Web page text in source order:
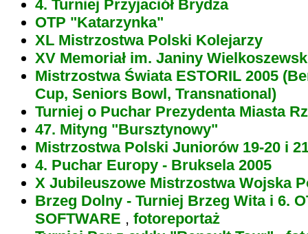
4. Turniej Przyjaciół Brydża
OTP "Katarzynka"
XL Mistrzostwa Polski Kolejarzy
XV Memoriał im. Janiny
Mistrzostwa Świata ESTORIL 2005
Cup, Seniors Bowl, Transnational)
Turniej o Puchar Prezydenta Miasta
47. Mityng "Bursztynowy"
Mistrzostwa Polski Juniorów 19-20 i
4. Puchar Europy - Bruksela 2005
X Jubileuszowe Mistrzostwa Wojska
Brzeg Dolny - Turniej Brzeg Wita i 6.
SOFTWARE , fotoreportaż